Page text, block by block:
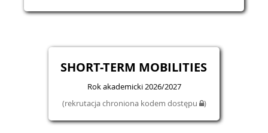
SHORT-TERM MOBILITIES
Rok akademicki 2026/2027
(rekrutacja chroniona kodem dostępu
)